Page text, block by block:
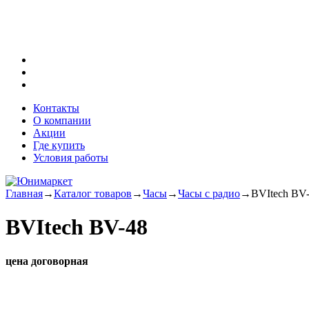
Контакты
О компании
Акции
Где купить
Условия работы
Главная→Каталог товаров →Часы→Часы с радио→BVItech
BVItech BV-48
цена договорная